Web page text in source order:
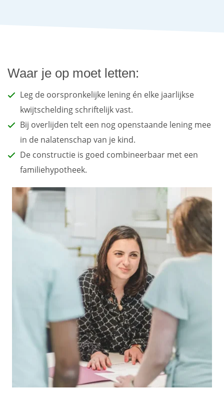
Waar je op moet letten:
Leg de oorspronkelijke lening én elke jaarlijkse
kwijtschelding schriftelijk vast.
Bij overlijden telt een nog openstaande lening mee
in de nalatenschap van je kind.
De constructie is goed combineerbaar met een
familiehypotheek.